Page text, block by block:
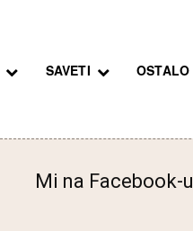
SAVETI OSTALO
Mi na Facebook-u